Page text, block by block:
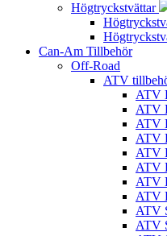
Högtryckstvättar
Can-Am Tillbehör
Off-Road
ATV
ATV
ATV
ATV
ATV
ATV
ATV
ATV
ATV
ATV
ATV